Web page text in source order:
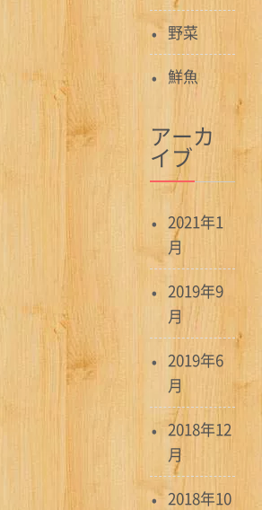
野菜
鮮魚
アーカ
イブ
2021年1
月
2019年9
月
2019年6
月
2018年12
月
2018年10